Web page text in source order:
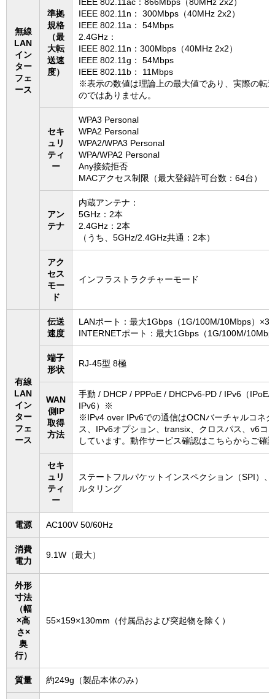
無線
LAN
イン
ター
フェ
ース
準拠
規格
（最
大転
送速
度）
IEEE 802.11n： 300Mbps（40MHz 2x2）
IEEE 802.11a： 54Mbps
2.4GHz：
IEEE 802.11n：300Mbps（40MHz 2x2）
IEEE 802.11g： 54Mbps
IEEE 802.11b： 11Mbps
※表示の数値は理論上の最大値であり、実際の転
のではありません。
セキ
ュリ
ティ
ー
WPA3 Personal
WPA2 Personal
WPA2/WPA3 Personal
WPA/WPA2 Personal
Any接続拒否
MACアクセス制限（最大登録許可台数：64台）
アン
テナ
内蔵アンテナ：
5GHz：2本
2.4GHz：2本
（うち、5GHz/2.4GHz共通：2本）
アク
セス
モー
ド
インフラストラクチャーモード
有線
LAN
イン
ター
フェ
ース
伝送
速度
LANポート：最大1Gbps（1G/100M/10Mbps）×3
INTERNETポート：最大1Gbps（1G/100M/
端子
形状
RJ-45型 8極
WAN
側IP
取得
方法
手動 / DHCP / PPPoE / DHCPv6-PD / IPv6（IPoE/
IPv6）※
※IPv4 over IPv6での通信はOCNバーチャルコネ
ス、IPv6オプション、transix、クロスパス、v6コ
しています。動作サービス確認はこちらからご確
セキ
ュリ
ティ
ー
ステートフルパケットインスペクション（SPI）
ルタリング
電源 AC100V 50/60Hz
消費
電力
9.1W（最大）
外形
寸法
（幅
×高
さ×
奥
行）
55×159×130mm（付属品および突起物を除く）
質量 約249g（製品本体のみ）